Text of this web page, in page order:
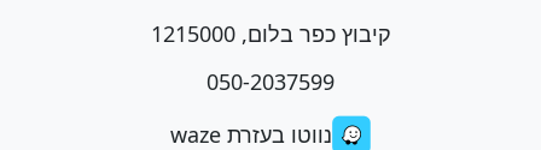
קיבוץ כפר בלום, 1215000
050-2037599
נווטו בעזרת waze